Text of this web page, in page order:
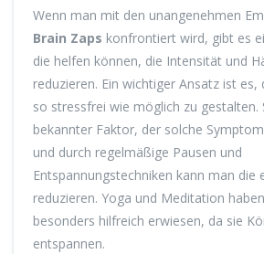
Wenn man mit den unangenehmen
Brain Zaps konfrontiert wird, gibt es
die helfen können, die Intensität und
reduzieren. Ein wichtiger Ansatz ist es,
so stressfrei wie möglich zu gestalten.
bekannter Faktor, der solche
und durch regelmäßige Pausen und
Entspannungstechniken kann man die
reduzieren. Yoga und Meditation
besonders hilfreich erwiesen, da sie
entspannen.